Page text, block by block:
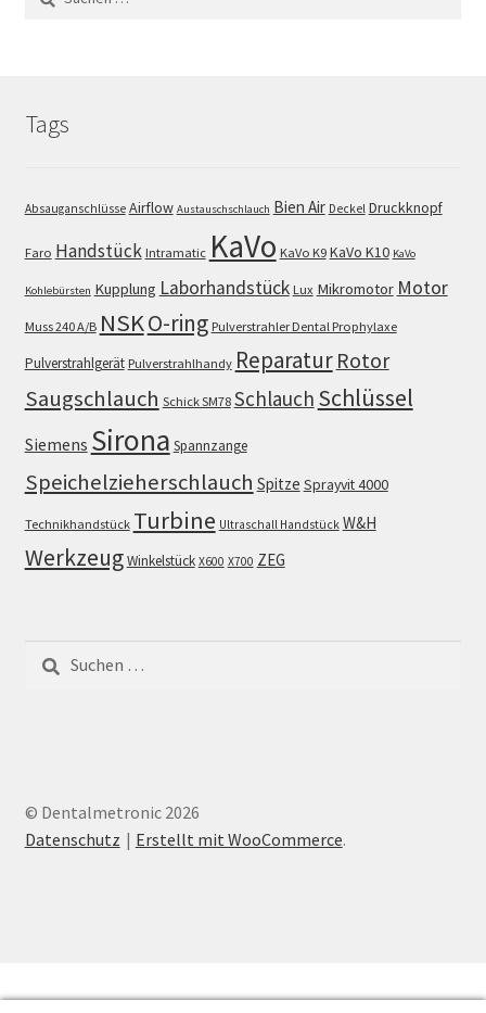
nach:
Tags
Absauganschlüsse Airflow Austauschschlauch Bien Air Deckel Druckknopf
Faro Handstück Intramatic KaVo KaVo K9 KaVo K10 KaVo
Kohlebürsten Kupplung Laborhandstück Lux Mikromotor Motor
Muss 240 A/B NSKO-ring Pulverstrahler Dental Prophylaxe
Pulverstrahlgerät Pulverstrahlhandy Reparatur Rotor
Saugschlauch Schick SM78 Schlauch Schlüssel
Siemens Sirona Spannzange
Speichelzieherschlauch Spitze Sprayvit 4000
Technikhandstück Turbine Ultraschall Handstück W&H
WerkzeugWinkelstück X600 X700 ZEG
Suchen
nach:
© Dentalmetronic 2026
Datenschutz
Erstellt mit WooCommerce.